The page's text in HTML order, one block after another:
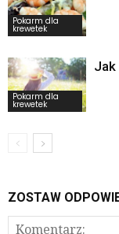
Pokarm dla
krewetek
Pokarm dla
krewetek
Jak
ZOSTAW